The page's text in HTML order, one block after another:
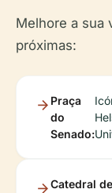
Melhore a sua
próximas:
Praça
do
Senado:
Catedral de